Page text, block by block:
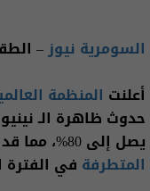
السومرية نيوز–
أعلنت المنظمة
حدوث ظاهرة الـ
يصل إلى 80%، مما قد يفاقم خطر الظواهر المناخية
المتطرفة في الفترة